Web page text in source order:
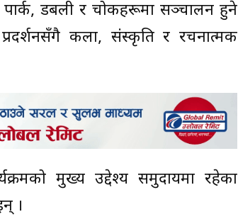
पार्क, डबली र चोकहरूमा सञ्चालन हुने
कला, संस्कृति र रचनात्मक
मुख्य उद्देश्य समुदायमा रहेका
।